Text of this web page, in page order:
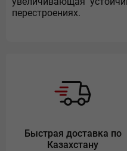
перестроениях.
Быстрая доставка по
Казахстану